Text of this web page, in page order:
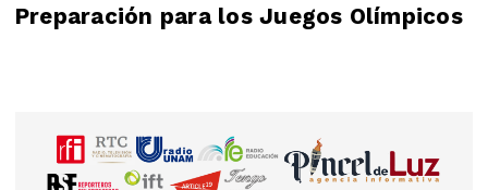
Preparación para los Juegos Olímpicos